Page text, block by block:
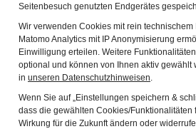
Seitenbesuch genutzten Endgerätes
Wir verwenden Cookies mit rein
Matomo Analytics mit IP Anonymisierung
Einwilligung erteilen. Weitere
optional und können von Ihnen aktiv gewählt
in unseren Datenschutzhinweisen
Wenn Sie auf „Einstellungen speichern &
dass die gewählten Cookies/
Wirkung für die Zukunft ändern oder